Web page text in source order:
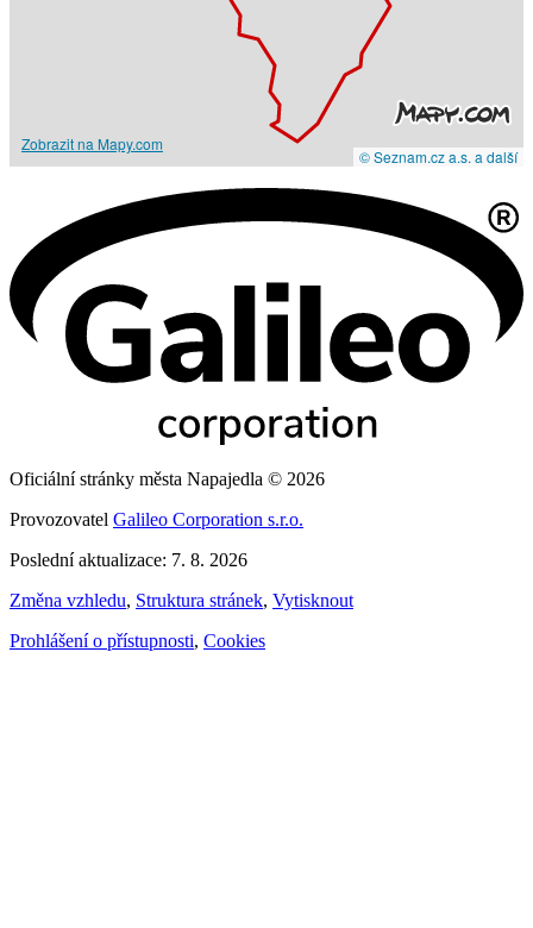
Zobrazit na Mapy.com
© Seznam.cz a.s. a další
Oficiální stránky města Napajedla © 2026
Provozovatel Galileo Corporation s.r.o.
Poslední aktualizace: 7. 8. 2026
Změna vzhledu, Struktura stránek, Vytisknout
Prohlášení o přístupnosti, Cookies